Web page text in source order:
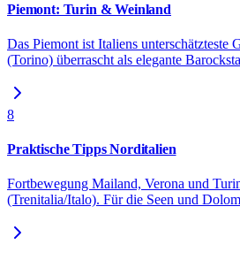
Piemont: Turin & Weinland
Das Piemont ist Italiens unterschätzteste
(Torino) überrascht als elegante
8
Praktische Tipps Norditalien
Fortbewegung Mailand, Verona und
(Trenitalia/Italo). Für die Seen und